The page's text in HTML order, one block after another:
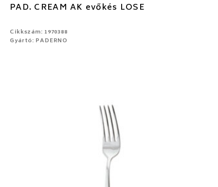
PAD. CREAM AK evőkés LOSE
Cikkszám: 1970388
Gyártó: PADERNO